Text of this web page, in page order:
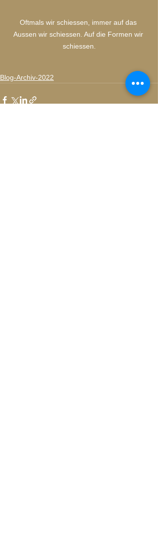
Oftmals wir schiessen, immer auf das
Aussen wir schiessen. Auf die Formen wir
schiessen.
Blog-Archiv-2022